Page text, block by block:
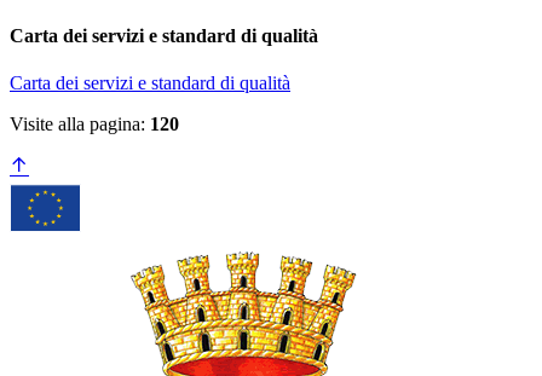
Carta dei servizi e standard di qualità
Carta dei servizi e standard di qualità
Visite alla pagina: 120